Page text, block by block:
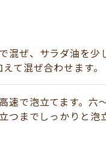
混ぜ、サラダ油を少
て混ぜ合わせます。
で泡立てます。六
つまでしっかりと泡